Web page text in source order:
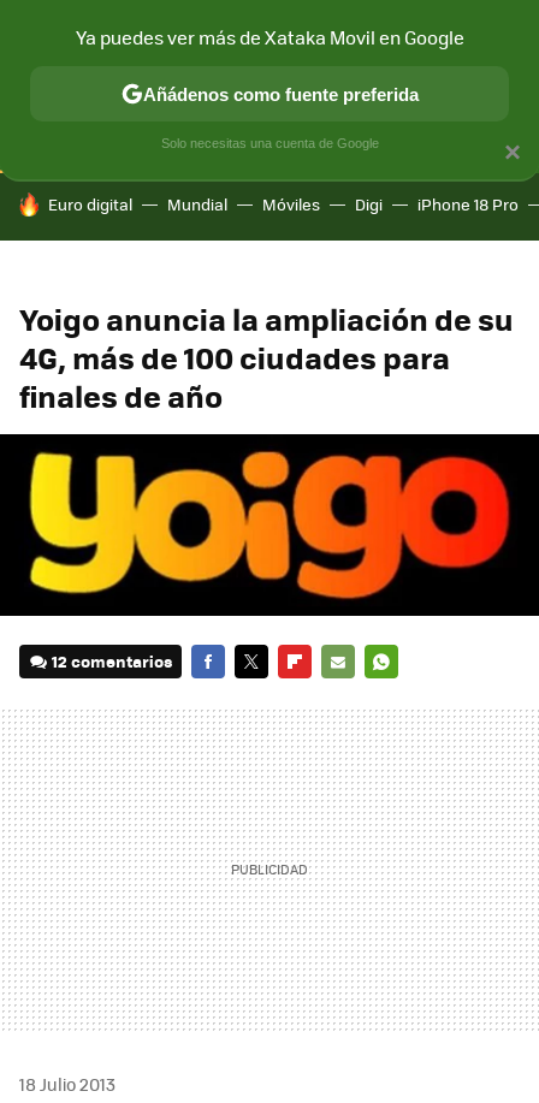
CONECTIVIDAD MÓVIL Y SOCIEDAD APLICACIONES
HOY SE HABLA DE
Euro digital Mundial Móviles Digi iPhone 18 Pro
Yoigo anuncia la ampliación de su
4G, más de 100 ciudades para
finales de año
12 comentarios
MAIL
18 Julio 2013
×
Ya puedes ver más de Xataka Movil en Google
Añádenos como fuente preferida
Solo necesitas una cuenta de Google